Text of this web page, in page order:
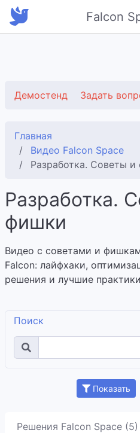
Falcon
Демостенд Задать
Главная
Видео Falcon Space
Разработка. Советы
Разработка.
фишки
Видео с советами и
Falcon: лайфхаки,
решения и лучшие
Поиск
Показать
Решения Falcon Space (5)